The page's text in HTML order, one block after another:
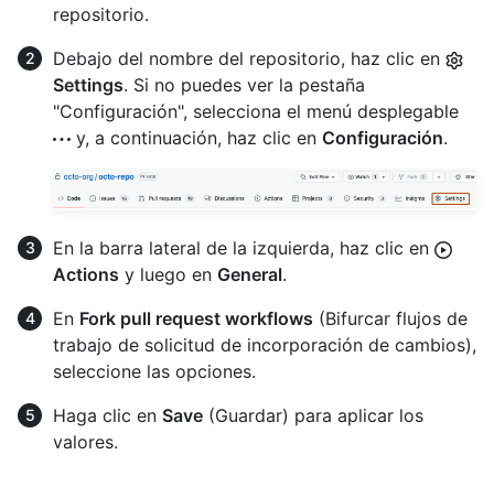
repositorio.
Debajo del nombre del repositorio, haz clic en
Settings. Si no puedes ver la pestaña
"Configuración", selecciona el menú desplegable
y, a continuación, haz clic en Configuración.
En la barra lateral de la izquierda, haz clic en
Actions y luego en General.
En Fork pull request workflows (Bifurcar flujos de
trabajo de solicitud de incorporación de cambios),
seleccione las opciones.
Haga clic en Save (Guardar) para aplicar los
valores.